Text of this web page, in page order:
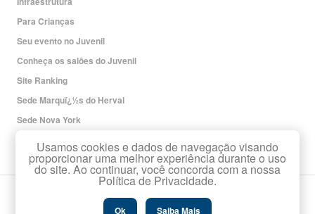
Para Crianças
Seu evento no Juvenil
Conheça os salões do Juvenil
Site Ranking
Sede Marquï¿½s do Herval
Sede Nova York
Todos os direitos reservados.
Usamos cookies e dados de navegação visando
proporcionar uma melhor experiência durante o uso
do site. Ao continuar, você concorda com a nossa
Política de Privacidade.
Ok Saiba Mais